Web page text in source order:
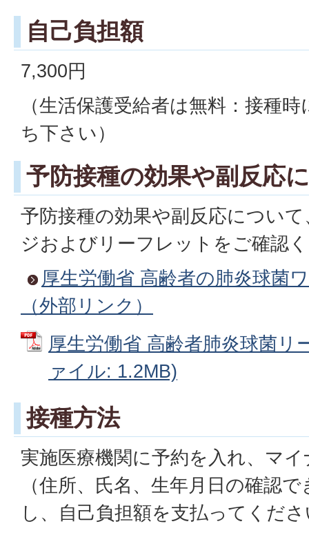
自己負担額
7,300円
（生活保護受給者は無料：接種
ち下さい）
予防接種の効果や副反応
予防接種の効果や副反応につい
ジおよびリーフレットをご確認
厚生労働省 高齢者の肺炎球菌
（外部リンク）
厚生労働省 高齢者肺炎球菌リ
ァイル: 1.2MB)
接種方法
実施医療機関に予約を入れ、マ
（住所、氏名、生年月日の確認
し、自己負担額を支払ってくだ